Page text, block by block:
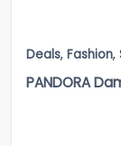
Deals, Fashion,
PANDORA